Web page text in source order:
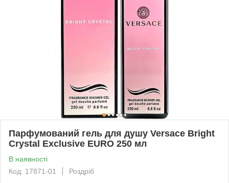
Парфумований гель для душу Versace Bright
Crystal Exclusive EURO 250 мл
В наявності
Код: 17871-01
Роздріб